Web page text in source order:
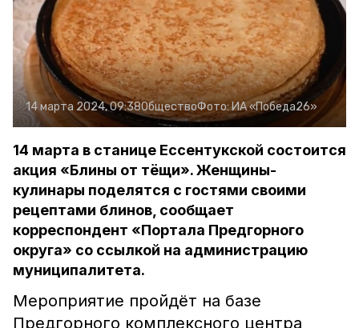
14 марта 2024, 09:38ОбществоФото:ИА «Победа26»
14 марта в станице Ессентукской состоится
акция «Блины от тёщи». Женщины-
кулинары поделятся с гостями своими
рецептами блинов, сообщает
корреспондент «Портала Предгорного
округа» со ссылкой на администрацию
муниципалитета.
Мероприятие пройдёт на базе
Предгорного комплексного центра